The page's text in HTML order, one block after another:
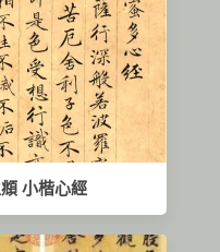
小楷心經